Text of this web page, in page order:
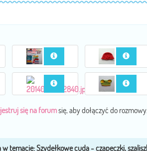
się na forumsię, aby dołączyć do rozmowy.